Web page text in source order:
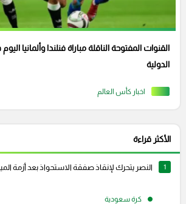
اخبار كأس العالم
القنوات المفتوحة الناقلة مباراة فنلندا وألمانيا
الدولية
الأكثر قراءة
1 النصر يتحرك لإنقاذ صفقة الاستحواذ بعد أزمة
كرة سعودية